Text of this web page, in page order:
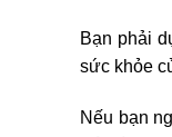
Bạn phải
sức khỏe
Nếu bạn